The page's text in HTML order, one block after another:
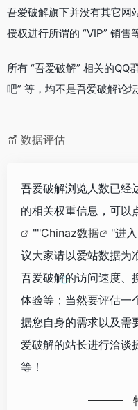
吾爱破解旗下并没有其它网
授权进行所谓的 “VIP” 销售
所有 “吾爱破解” 相关的QQ
吧” 等，均不是吾爱破解论坛
数据评估
吾爱破解浏览人数已经
的相关权重信息，可以
""Chinaz数据
"进
议大家请以爱站数据为
吾爱破解的访问速度、
体验等；当然要评估一
据您自身的需求以及需
爱破解的站长进行洽谈
等！